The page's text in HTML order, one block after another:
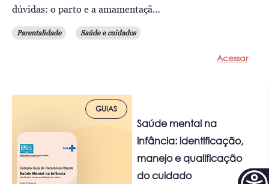
dúvidas: o parto e a amamentaçã…
Parentalidade Saúde e cuidados
Acessar
GUIAS
Saúde mental na
infância: identificação,
manejo e qualificação
do cuidado